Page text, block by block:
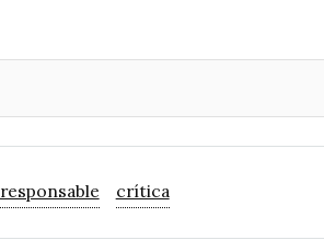
responsable crítica